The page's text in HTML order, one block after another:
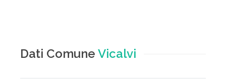
Dati Comune Vicalvi